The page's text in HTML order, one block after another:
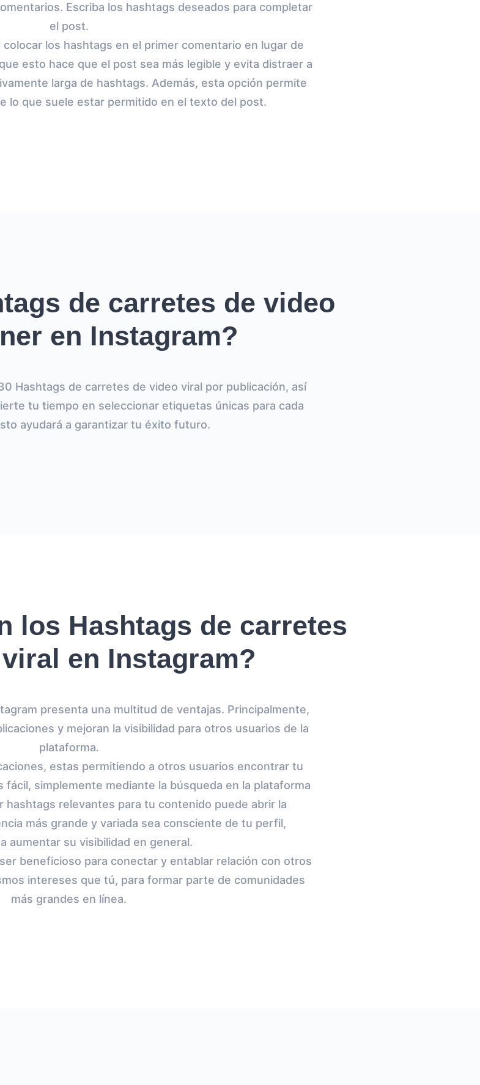
Escriba los hashtags deseados para completar
el post.
los hashtags en el primer comentario en lugar de
esto hace que el post sea más legible y evita distraer a
larga de hashtags. Además, esta opción permite
lo que suele estar permitido en el texto del post.
de carretes de video
en Instagram?
Hashtags de carretes de video viral por publicación, así
tu tiempo en seleccionar etiquetas únicas para cada
ayudará a garantizar tu éxito futuro.
los Hashtags de carretes
en Instagram?
presenta una multitud de ventajas. Principalmente,
y mejoran la visibilidad para otros usuarios de la
plataforma.
estas permitiendo a otros usuarios encontrar tu
fácil, simplemente mediante la búsqueda en la plataforma
hashtags relevantes para tu contenido puede abrir la
más grande y variada sea consciente de tu perfil,
aumentar su visibilidad en general.
beneficioso para conectar y entablar relación con otros
intereses que tú, para formar parte de comunidades
más grandes en línea.